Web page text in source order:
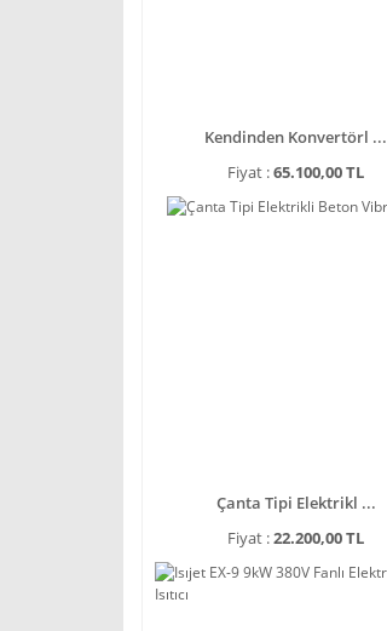
Kendinden Konvertörl ...
Fiyat :65.100,00 TL
Çanta Tipi Elektrikl ...
Fiyat :22.200,00 TL